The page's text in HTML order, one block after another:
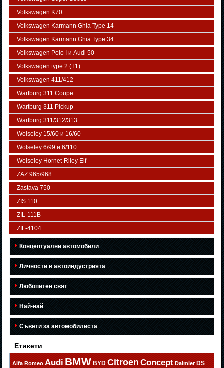
Volkswagen K70
Volkswagen Karmann Ghia Type 14
Volkswagen Karmann Ghia Type 34
Volkswagen Polo I и Audi 50
Volkswagen typе 2 (Т1)
Volkswagen 411/412
Wartburg 311 Coupe
Wartburg 311 Pickup
Wartburg 311/312/313
Wolseley 15/60 и 16/60
Wolseley 6/99 и 6/110
Wolseley Hornet-Riley Elf
ZAZ 965/968
Zastava 750
ZIS 110
ZIL-111В
ZIL-4104
Концептуални автомобили
Личности в автоиндустрията
Любопитен свят
Най-най
Съвети за автомобилиста
Етикети
Alfa Romeo Audi BMW BYD Citroen Concept Daimler DS